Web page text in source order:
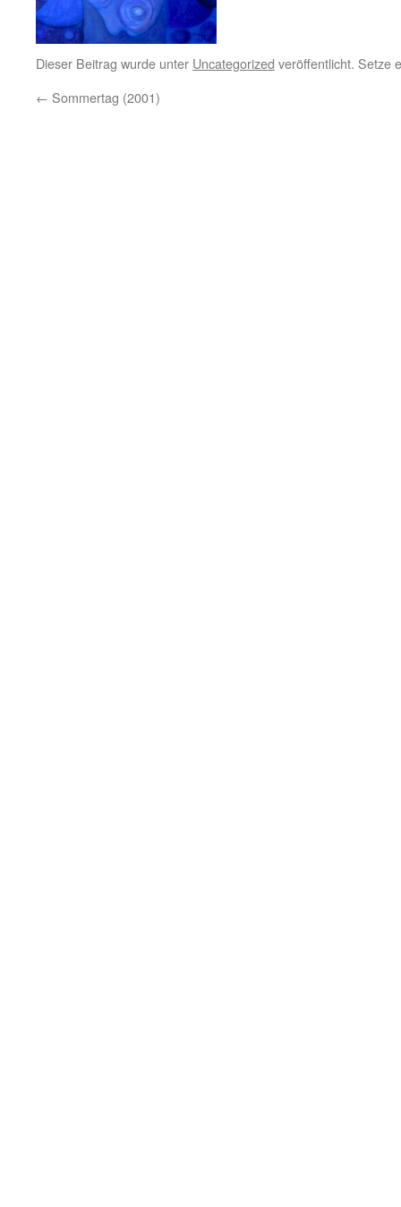
Dieser Beitrag wurde unter Uncategorized veröffentlicht. Setze
← Sommertag (2001)